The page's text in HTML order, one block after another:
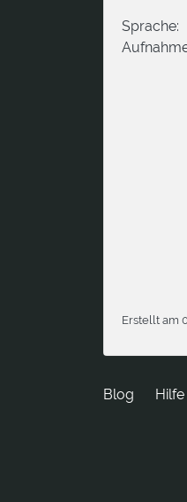
Sprache:
Erstellt am
Blog Hilfe